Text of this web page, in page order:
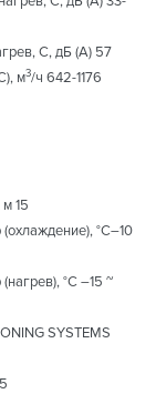
С, дБ (А) 57
м3/ч 642-1176
15
°С–10
°С –15 ~
SYSTEMS